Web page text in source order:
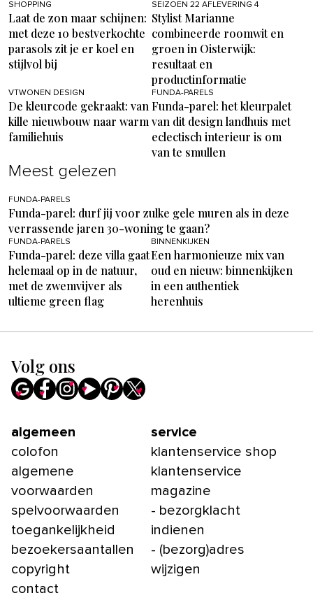
SHOPPING
Laat de zon maar schijnen:
met deze 10 bestverkochte
parasols zit je er koel en
stijlvol bij
SEIZOEN 22 AFLEVERING 4
Stylist Marianne
combineerde roomwit en
groen in Oisterwijk:
resultaat en
productinformatie
VTWONEN DESIGN
De kleurcode gekraakt: van
kille nieuwbouw naar warm
familiehuis
FUNDA-PARELS
Funda-parel: het kleurpalet
van dit design landhuis met
eclectisch interieur is om
van te smullen
Meest gelezen
FUNDA-PARELS
Funda-parel: durf jij voor zulke gele muren als in deze
verrassende jaren 30-woning te gaan?
FUNDA-PARELS
Funda-parel: deze villa gaat
helemaal op in de natuur,
met de zwemvijver als
ultieme green flag
BINNENKIJKEN
Een harmonieuze mix van
oud en nieuw: binnenkijken
in een authentiek
herenhuis
Volg ons
algemeen
colofon
algemene
voorwaarden
spelvoorwaarden
toegankelijkheid
bezoekersaantallen
copyright
contact
service
klantenservice shop
klantenservice
magazine
- bezorgklacht
indienen
- (bezorg)adres
wijzigen